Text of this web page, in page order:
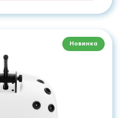
Новинка